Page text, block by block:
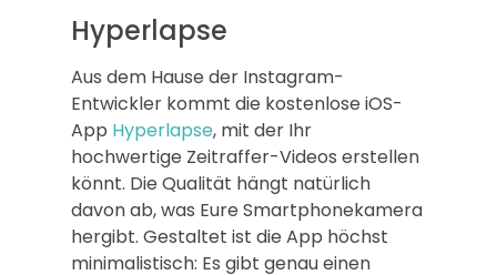
Hyperlapse
Aus dem Hause der Instagram-
Entwickler kommt die kostenlose iOS-
App Hyperlapse, mit der Ihr
hochwertige Zeitraffer-Videos erstellen
könnt. Die Qualität hängt natürlich
davon ab, was Eure Smartphonekamera
hergibt. Gestaltet ist die App höchst
minimalistisch: Es gibt genau einen